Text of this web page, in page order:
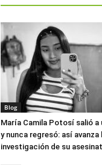
Blog
María Camila Potosí salió a
y nunca regresó: así avanza
investigación de su